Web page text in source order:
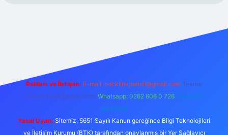
Reklam ve İletişim: E-mail: backlinkpaneli@gmail.com Teams:
forumhizmeti@gmail.com Whatsapp: 0262 606 0 726 Telegram:
@karabul
Yasal Uyarı: Sitemiz, 5651 Sayılı Kanun gereğince Bilgi Teknolojileri
ve İletişim Kurumu (BTK) tarafından onaylanmış bir Yer Sağlayıcı